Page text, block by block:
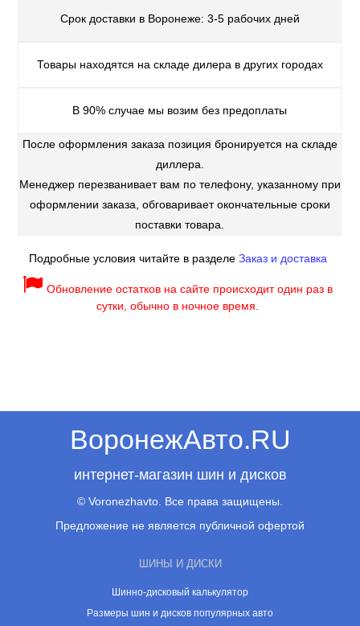
Срок доставки в Воронеже: 3-5 рабочих дней
Товары находятся на складе дилера в других городах
В 90% случае мы возим без предоплаты
После оформления заказа позиция бронируется на складе
диллера.
Менеджер перезванивает вам по телефону, указанному при
оформлении заказа, обговаривает окончательные сроки
поставки товара.
Подробные условия читайте в разделе Заказ и доставка
Обновление остатков на сайте происходит один раз в
сутки, обычно в ночное время.
ВоронежАвто.RU
интернет-магазин шин и дисков
© Voronezhavto. Все права защищены.
Предложение не является публичной офертой
ШИНЫ И ДИСКИ
Шинно-дисковый калькулятор
Размеры шин и дисков популярных авто